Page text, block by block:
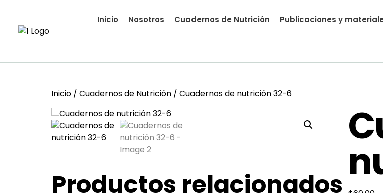
Inicio Nosotros Cuadernos de Nutrición Publicaciones y
Inicio / Cuadernos de Nutrición / Cuadernos de nutrición 32-6
Productos relacionados